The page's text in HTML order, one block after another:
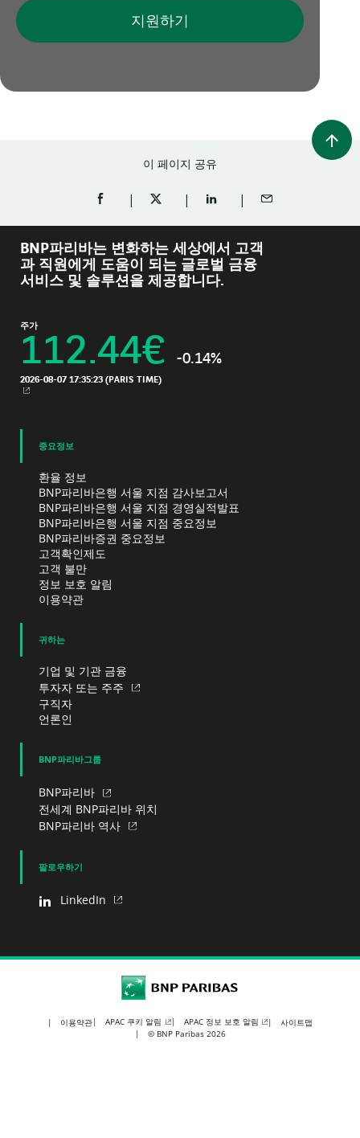
지원하기
이 페이지 공유
FACEBOOK에 공유 (새 창에서 열림)
TWITTER에 공유 (새 창에서 열림)
LINKEDIN에 공유 (새 창에서
이메일로 공유
BNP파리바는 변화하는 세상에서 고객
과 직원에게 도움이 되는 글로벌 금융
서비스 및 솔루션을 제공합니다.
주가
112.44€ -0.14%
2026-08-07 17:35:23 (PARIS TIME)
새 창
중요정보
환율 정보
BNP파리바은행 서울 지점 감사보고서
BNP파리바은행 서울 지점 경영실적발표
BNP파리바은행 서울 지점 중요정보
BNP파리바증권 중요정보
고객확인제도
고객 불만
정보 보호 알림
이용약관
귀하는
기업 및 기관 금융
투자자 또는 주주
구직자
언론인
BNP파리바그룹
BNP파리바
전세계 BNP파리바 위치
BNP파리바 역사
팔로우하기
LinkedIn
BNP Paribas
이용약관 APAC 쿠키 알림 APAC 정보 보호 알림
사이트맵
© BNP Paribas 2026